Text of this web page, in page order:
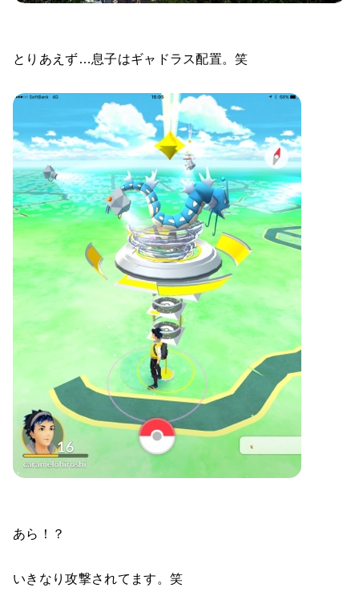
とりあえず…息子はギャドラス配置。笑
あら！？
いきなり攻撃されてます。笑